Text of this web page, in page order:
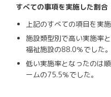
すべての事項を実施した割合
上記のすべての項目を実
施設類型別で高い実施率
福祉施設の88.0％でした。
低い実施率となったのは
ームの75.5％でした。